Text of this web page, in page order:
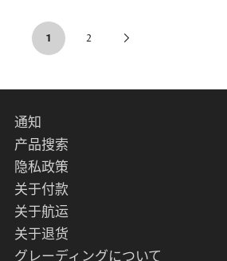
1 2
通知
产品搜索
隐私政策
关于付款
关于航运
关于退货
グレーディングについて